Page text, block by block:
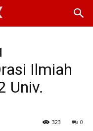
Ilmiah
Univ.
0
323